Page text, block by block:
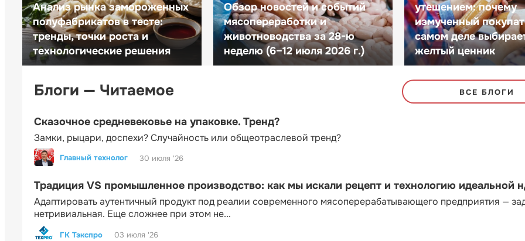
Анализ рынка замороженных
полуфабрикатов в тесте:
тренды, точки роста и
технологические решения
Обзор новостей и событий
мясопереработки и
животноводства за 28-ю
неделю (6–12 июля 2026 г.)
утешением: почему
измученный
самом деле
желтый ценник
Блоги — Читаемое ВСЕ БЛОГИ
Сказочное средневековье на упаковке. Тренд?
Замки, рыцари, доспехи? Случайность или общеотраслевой тренд?
Главный технолог 30 июля '26
Традиция VS промышленное производство: как мы искали рецепт и технологию идеальной
Адаптировать аутентичный продукт под реалии современного мясоперерабатывающего предприятия —
нетривиальная. Еще сложнее при этом не...
ГК Тэкспро 03 июля '26